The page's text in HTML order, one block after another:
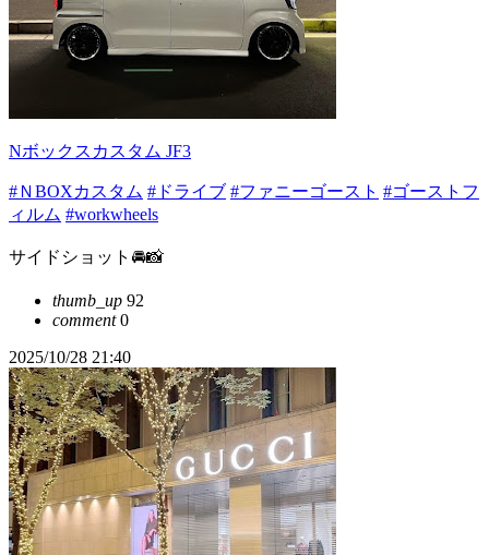
Nボックスカスタム JF3
#ＮBOXカスタム #ドライブ #ファニーゴースト #ゴーストフ
ィルム #workwheels
サイドショット🚘📸
thumb_up 92
comment0
2025/10/28 21:40